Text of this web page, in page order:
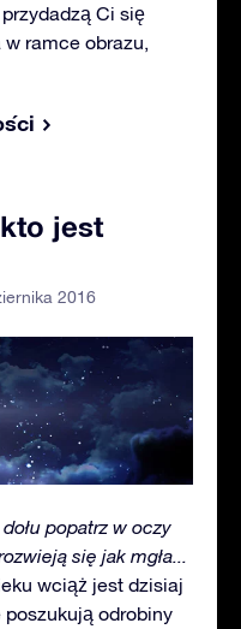
Ci się
ramce obrazu,
jest
2016
popatrz w oczy
się jak mgła...
wciąż jest dzisiaj
odrobiny